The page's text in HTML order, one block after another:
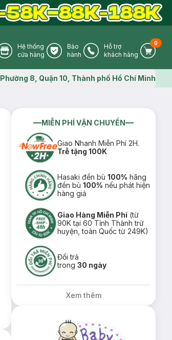
Store Icon
Hệ thống
cửa hàng
Warranty Icon
Bảo
hành
Phone Icon
Hỗ trợ
khách hàng
Cart
0
Map icon
Phường 8, Quận 10, Thành phố Hồ Chí Minh
MIỄN PHÍ VẬN CHUYỂN
Giao Nhanh Miễn Phí 2H.
Trễ tặng 100K
Hasaki đền bù100% hãng
đền bù100% nếu phát hiện
hàng giả
Giao Hàng Miễn Phí (từ
90K tại 60 Tỉnh Thành trừ
huyện, toàn Quốc từ 249K)
Đổi trả
trong30 ngày
Xem thêm